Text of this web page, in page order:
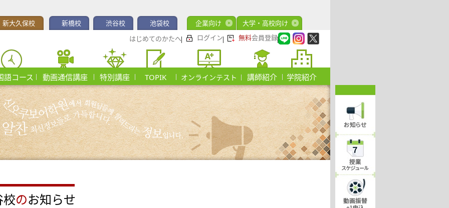
新大久保校 新橋校 渋谷校 池袋校 企業向け
大学・高校向け
はじめてのかたへ
ログイン 無料会員登録
語コース 動画通信講座 特別講座 TOPIK オンラインテスト 講師紹介 学院紹介
校のお知らせ